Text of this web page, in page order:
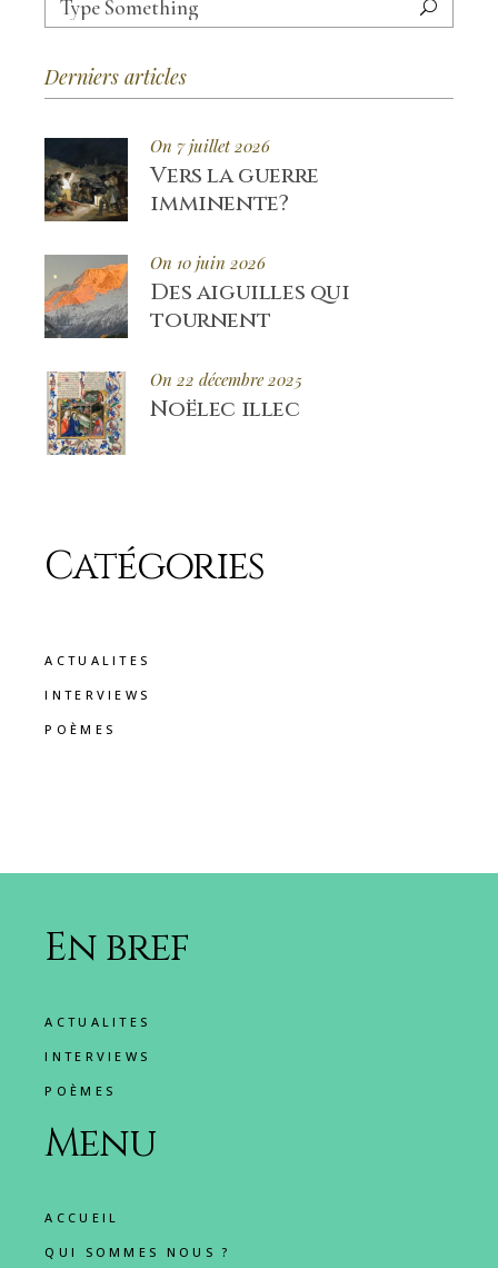
for:
Derniers articles
On 7 juillet 2026
Vers la guerre
imminente?
On 10 juin 2026
Des aiguilles qui
tournent
On 22 décembre 2025
Noëlec illec
Catégories
ACTUALITES
INTERVIEWS
POÈMES
En bref
ACTUALITES
INTERVIEWS
POÈMES
Menu
ACCUEIL
QUI SOMMES NOUS ?